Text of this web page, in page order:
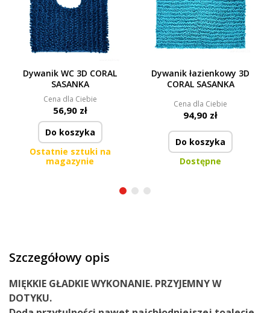
Dywanik WC 3D CORAL
SASANKA
Cena dla Ciebie
56,90 zł
Do koszyka
Ostatnie sztuki na
magazynie
Dywanik łazienkowy 3D
CORAL SASANKA
Cena dla Ciebie
94,90 zł
Do koszyka
Dostępne
Szczegółowy opis
MIĘKKIE GŁADKIE WYKONANIE. PRZYJEMNY W
DOTYKU.